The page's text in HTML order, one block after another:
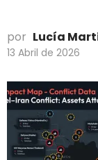
por Lucía
13 Abril de 2026